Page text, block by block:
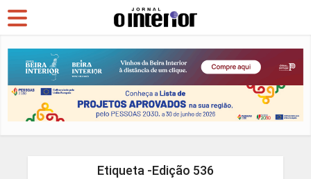
Etiqueta -Edição 536